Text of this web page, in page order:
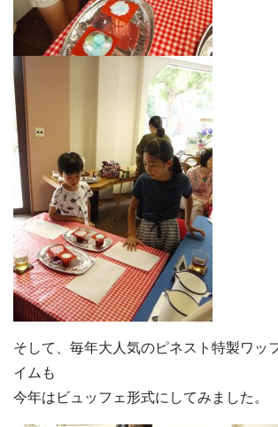
そして、毎年大人気のピネスト特製ワッ
イムも
今年はビュッフェ形式にしてみました。